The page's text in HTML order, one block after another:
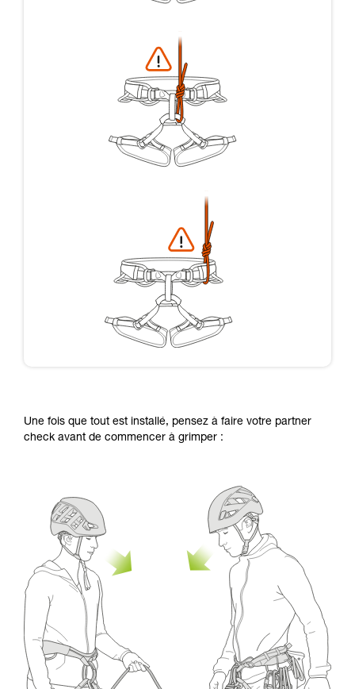
Une fois que tout est installé, pensez à faire votre partner
check avant de commencer à grimper :